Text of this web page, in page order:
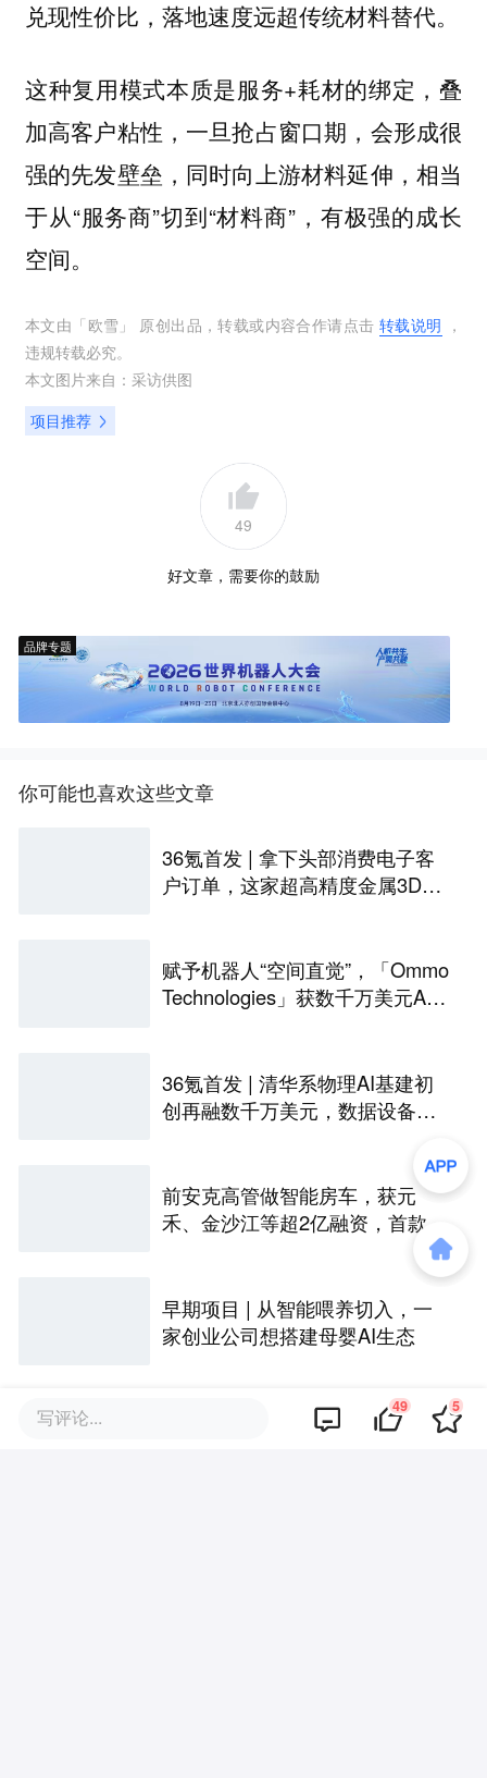
兑现性价比，落地速度远超传统材料替代。
这种复用模式本质是服务+耗材的绑定，叠
加高客户粘性，一旦抢占窗口期，会形成很
强的先发壁垒，同时向上游材料延伸，相当
于从“服务商”切到“材料商”，有极强的成长
空间。
本文由「 欧雪 」 原创出品，转载或内容合作请点击 转载说明 ，
违规转载必究。
本文图片来自： 采访供图
项目推荐
49
好文章，需要你的鼓励
品牌专题
你可能也喜欢这些文章
36氪首发 | 拿下头部消费电子客
户订单，这家超高精度金属3D打
赋予机器人“空间直觉”，「Ommo
Technologies」获数千万美元A轮
36氪首发 | 清华系物理AI基建初
创再融数千万美元，数据设备进
前安克高管做智能房车，获元
禾、金沙江等超2亿融资，首款产
早期项目 | 从智能喂养切入，一
家创业公司想搭建母婴AI生态
写评论... 49 5